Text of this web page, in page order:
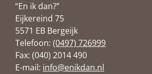
“En ik dan?”
Eijkereind 75
5571 EB Bergeijk
Telefoon: (0497) 726999
Fax: (040) 2014 490
E-mail: info@enikdan.nl